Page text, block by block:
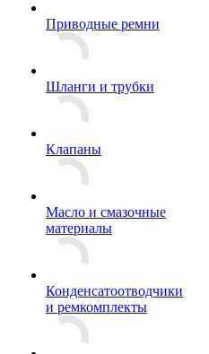
Приводные ремни
Шланги и трубки
Клапаны
Масло и смазочные
материалы
Конденсатоотводчики
и ремкомплекты